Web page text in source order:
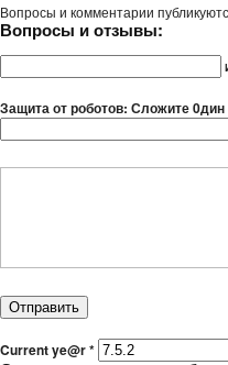
Вопросы и комментарии
Вопросы и отзывы:
Защита от роботов: Сложите
Current ye@r*